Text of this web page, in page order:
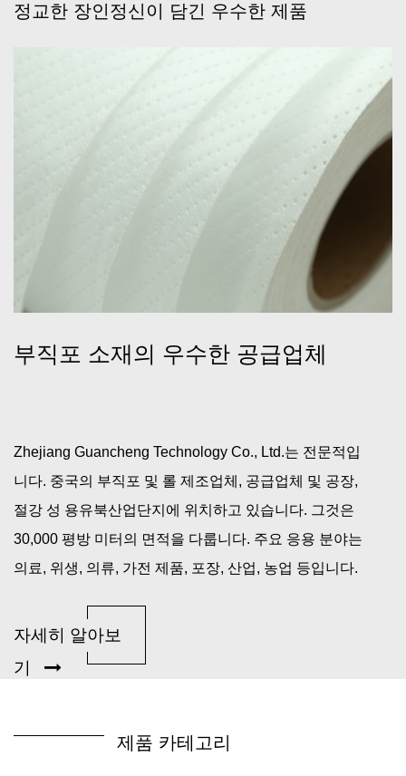
정교한 장인정신이 담긴 우수한 제품
부직포 소재의 우수한 공급업체
Zhejiang Guancheng Technology Co., Ltd.는 전문적입
니다. 중국의 부직포 및 롤 제조업체, 공급업체 및 공장,
절강 성 용유북산업단지에 위치하고 있습니다. 그것은
30,000 평방 미터의 면적을 다룹니다. 주요 응용 분야는
의료, 위생, 의류, 가전 제품, 포장, 산업, 농업 등입니다.
자세히 알아보
기
제품 카테고리